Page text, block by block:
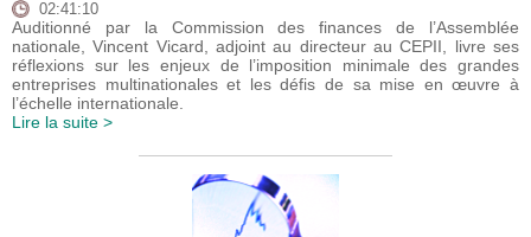
02:41:10
Auditionné par la Commission des finances de l’Assemblée
nationale, Vincent Vicard, adjoint au directeur au CEPII, livre ses
réflexions sur les enjeux de l’imposition minimale des grandes
entreprises multinationales et les défis de sa mise en œuvre à
l’échelle internationale.
Lire la suite >